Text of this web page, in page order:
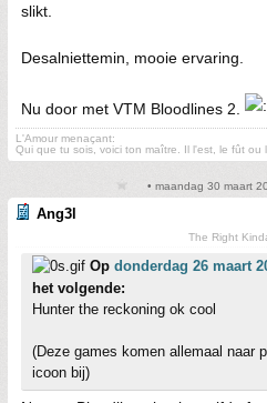
slikt.
Desalniettemin, mooie ervaring.
Nu door met VTM Bloodlines 2.
L'Amour menaçant:
Qui que tu sois, voici ton maître. Il l'est, le fût ou
• maandag 30 maart
Ang3l
The Right
Op donderdag 26 maart
het volgende:
Hunter the reckoning ok cool
(Deze games komen allemaal naar
icoon bij)